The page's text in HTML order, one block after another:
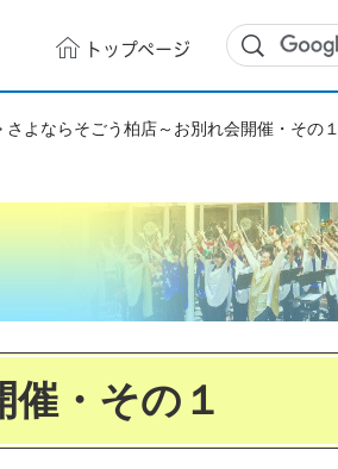
トップページ
さよならそごう柏店～お別れ会開催・その１
・その１